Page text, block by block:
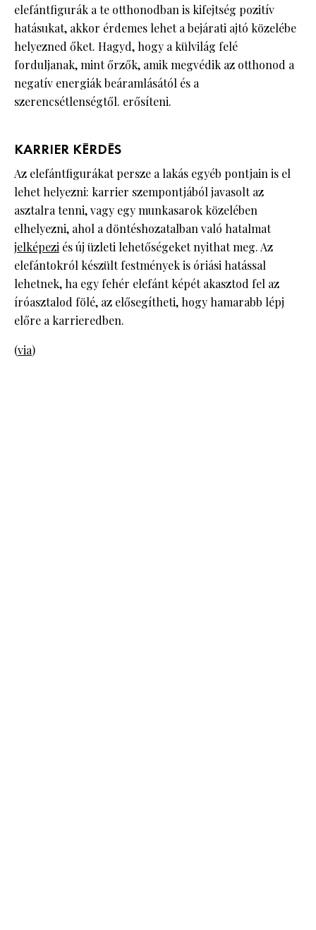
elefántfigurák a te otthonodban is kifejtség pozitív
hatásukat, akkor érdemes lehet a bejárati ajtó közelébe
helyezned őket. Hagyd, hogy a külvilág felé
forduljanak, mint őrzők, amik megvédik az otthonod a
negatív energiák beáramlásától és a
szerencsétlenségtől. erősíteni.
KARRIER KÉRDÉS
Az elefántfigurákat persze a lakás egyéb pontjain is el
lehet helyezni: karrier szempontjából javasolt az
asztalra tenni, vagy egy munkasarok közelében
elhelyezni, ahol a döntéshozatalban való hatalmat
jelképezi és új üzleti lehetőségeket nyithat meg. Az
elefántokról készült festmények is óriási hatással
lehetnek, ha egy fehér elefánt képét akasztod fel az
íróasztalod fölé, az elősegítheti, hogy hamarabb lépj
előre a karrieredben.
(via)